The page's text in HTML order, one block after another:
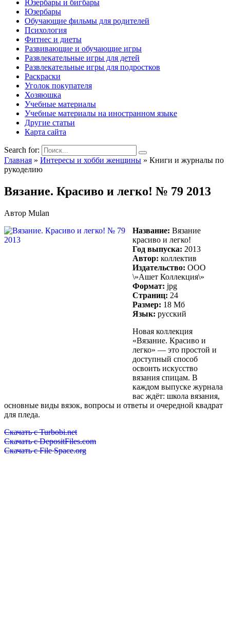
Юзербары и бигбары
Юзербары
Обучающие фильмы для родителей
Психология
Фитнес и диеты
Развивающие и обучающие игры
Развлекательные игры для детей
Развлекательные игры для подростков
Раскраски
Уголок покупателя
Хозяюшка
Учебные материалы
Учебные материалы на иностранном языке
Другие статьи
Карта сайта
Search for:
Главная » Интересы и хобби женщины » Книги и журналы по
рукоделию
Вязание. Красиво и легко! № 79 2013
Автор Mulan
Название: Вязание
красиво и легко!
Год выпуска: 2013
Автор: коллектив
Издательство: ООО
\»Ашет Коллекция\»
Формат: jpg
Страниц: 24
Размер: 18 Мб
Язык: русский
Новая коллекция
«Вязание. Красиво и
легко» — это простой и
доступный способ
освоить искусство
вязания спицам. В
каждом выпуске журнала
вас ждёт: школа вязания,
основные виды вязок, вопросы и ответы и очередной квадрат
для пледа.
Скачать с Turbobi.net
Скачать с DepositFiles.com
Скачать с File Space.org